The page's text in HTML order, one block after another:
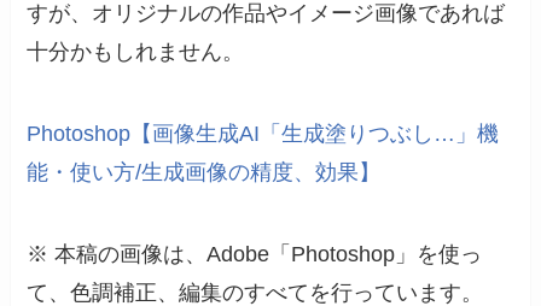
すが、オリジナルの作品やイメージ画像であれば
十分かもしれません。
Photoshop【画像生成AI「生成塗りつぶし…」機
能・使い方/生成画像の精度、効果】
※ 本稿の画像は、Adobe「Photoshop」を使っ
て、色調補正、編集のすべてを行っています。